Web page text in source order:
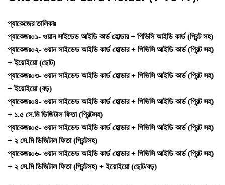
প্যাকেজের তালিকাঃ
প্যাকেজঃ০১- ওয়ান সাইডেড আইডি কার্ড হোল্ডার + পিভিসি আইডি কার্ড (প্রিন্ট সহ)
প্যাকেজঃ০২- ওয়ান সাইডেড আইডি কার্ড হোল্ডার + পিভিসি আইডি কার্ড (প্রিন্ট সহ)
+ ইয়োইয়ো (ছোট)
প্যাকেজঃ০৩- ওয়ান সাইডেড আইডি কার্ড হোল্ডার + পিভিসি আইডি কার্ড (প্রিন্ট সহ)
+ ইয়োইয়ো (বড়)
প্যাকেজঃ০৪- ওয়ান সাইডেড আইডি কার্ড হোল্ডার + পিভিসি আইডি কার্ড (প্রিন্ট সহ)
+ ১.৫ সে.মি ডিজিটাল ফিতা (প্রিন্টসহ)
প্যাকেজঃ০৫- ওয়ান সাইডেড আইডি কার্ড হোল্ডার + পিভিসি আইডি কার্ড (প্রিন্ট সহ)
+ ২ সে.মি ডিজিটাল ফিতা (প্রিন্টসহ)
প্যাকেজঃ০৬- ওয়ান সাইডেড আইডি কার্ড হোল্ডার + পিভিসি আইডি কার্ড (প্রিন্ট সহ)
+ ২ সে.মি ডিজিটাল ফিতা (প্রিন্টসহ) + ইয়োইয়ো (ছোট/বড়)